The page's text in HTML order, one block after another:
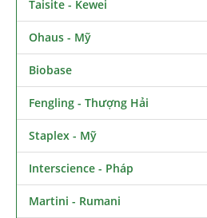
Taisite - Kewei
Ohaus - Mỹ
Biobase
Fengling - Thượng Hải
Staplex - Mỹ
Interscience - Pháp
Martini - Rumani